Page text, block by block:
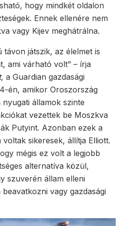
hogy mindkét oldalon
Ennek ellenére nem
vagy Kijev meghátrálna.
játszik, az élelmet is
ami várható volt” – írja
, a Guardian gazdasági
én, amikor Oroszország
államok szinte
vezettek be Moszkva
Putyint. Azonban ezek a
sikeresek, állítja Elliott.
mégis ez volt a legjobb
alternatíva közül,
szuverén állam elleni
vagy gazdasági